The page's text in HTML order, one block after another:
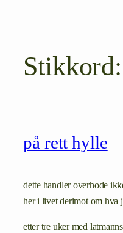
Stikkord:
på rett hylle
dette handler overhode
her i livet derimot om
etter tre uker med